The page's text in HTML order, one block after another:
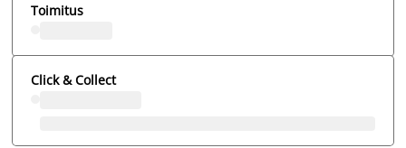
Toimitus
Click & Collect